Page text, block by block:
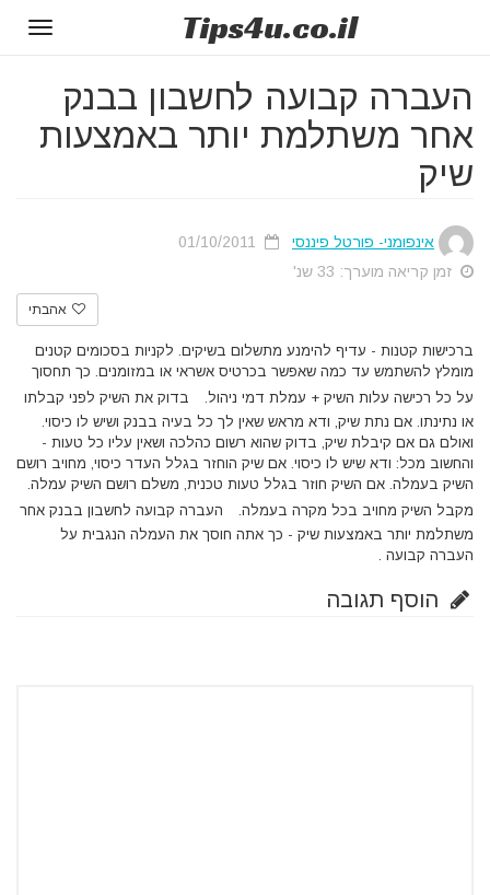
Tips4u.co.il
העברה קבועה לחשבון בבנק
אחר משתלמת יותר באמצעות
שיק
אינפומני- פורטל פיננסי
זמן קריאה מוערך: 33 שנ'
אהבתי
ברכישות קטנות - עדיף להימנע מתשלום בשיקים. לקניות בסכומים קטנים
מומלץ להשתמש עד כמה שאפשר בכרטיס אשראי או במזומנים. כך תחסוך
על כל רכישה עלות השיק + עמלת דמי ניהול.
בדוק את השיק לפני קבלתו
או נתינתו. אם נתת שיק, ודא מראש שאין לך כל בעיה בבנק ושיש לו כיסוי.
ואולם גם אם קיבלת שיק, בדוק שהוא רשום כהלכה ושאין עליו כל טעות -
והחשוב מכל: ודא שיש לו כיסוי. אם שיק הוחזר בגלל העדר כיסוי, מחויב רושם
השיק בעמלה. אם השיק חוזר בגלל טעות טכנית, משלם רושם השיק עמלה.
מקבל השיק מחויב בכל מקרה בעמלה.
העברה קבועה לחשבון בבנק אחר
משתלמת יותר באמצעות שיק - כך אתה חוסך את העמלה הנגבית על
העברה קבועה .
הוסף תגובה